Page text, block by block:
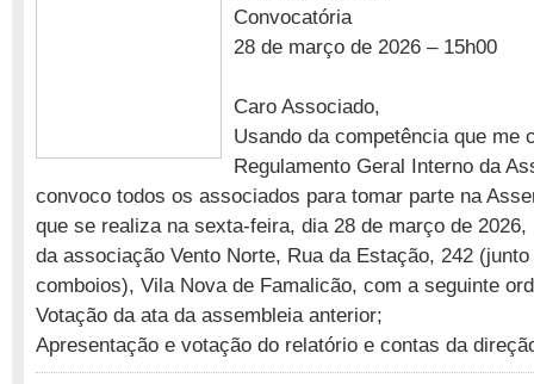
Convocatória
28 de março de 2026 – 15h00
Caro Associado,
Usando da competência que me
Regulamento Geral Interno da
convoco todos os associados para tomar parte na
que se realiza na sexta-feira, dia 28 de março de 2026,
da associação Vento Norte, Rua da Estação, 242
comboios), Vila Nova de Famalicão, com a seguinte
Votação da ata da assembleia anterior;
Apresentação e votação do relatório e contas da